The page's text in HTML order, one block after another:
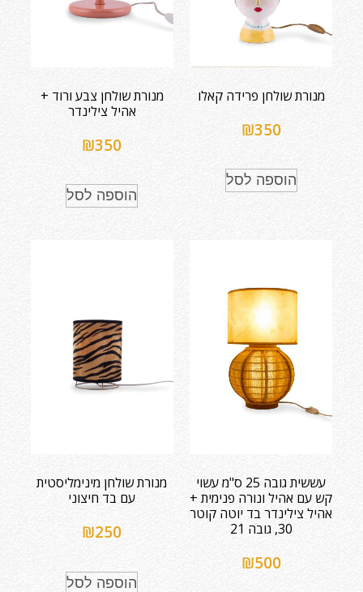
מנורת שולחן פרידה קאלו
₪350
הוספה לסל
מנורת שולחן צבע ורוד +
אהיל צילינדר
₪350
הוספה לסל
עששית גובה 25 ס"מ עשוי
קש עם אהיל ונורה פנימית +
אהיל צילינדר בד יוטה קוטר
30, גובה 21
₪500
מנורת שולחן מינימליסטית
עם בד חיצוני
₪250
הוספה לסל